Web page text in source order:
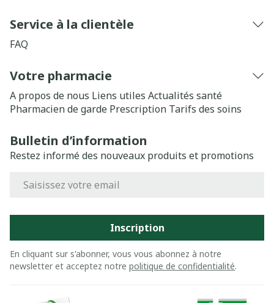
Service à la clientèle
FAQ
Votre pharmacie
A propos de nous Liens utiles Actualités santé
Pharmacien de garde Prescription Tarifs des soins
Bulletin d’information
Restez informé des nouveaux produits et promotions
Inscription
En cliquant sur s'abonner, vous vous abonnez à notre
newsletter et acceptez notre politique de confidentialité.